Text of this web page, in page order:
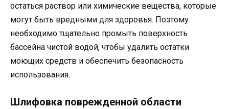
остаться раствор или химические вещества, которые
могут быть вредными для здоровья. Поэтому
необходимо тщательно промыть поверхность
бассейна чистой водой, чтобы удалить остатки
моющих средств и обеспечить безопасность
использования.
Шлифовка поврежденной области